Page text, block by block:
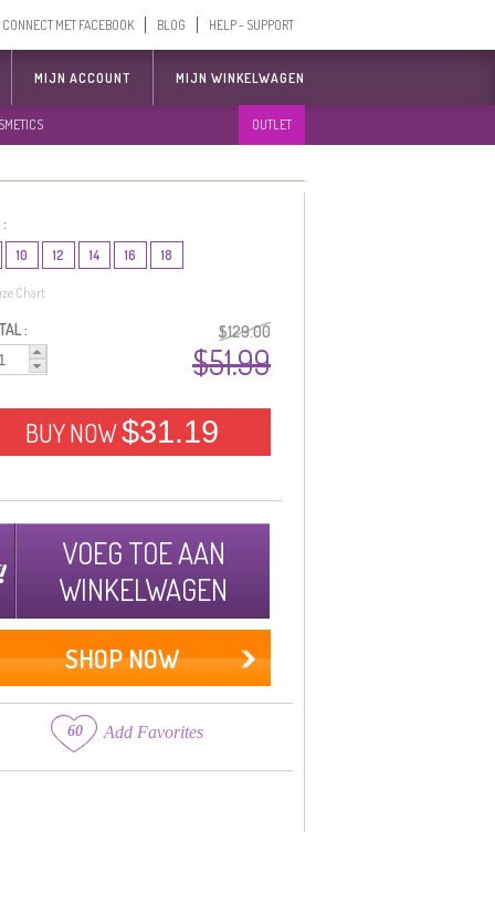
CONNECT MET FACEBOOK BLOG HELP - SUPPORT
MIJN ACCOUNT MIJN WINKELWAGEN
OUTLET
10 12 14 16 18
Chart
: $129.00
$51.99
BUY NOW$31.19
VOEG TOE AAN
WINKELWAGEN
SHOP NOW
60 Add Favorites